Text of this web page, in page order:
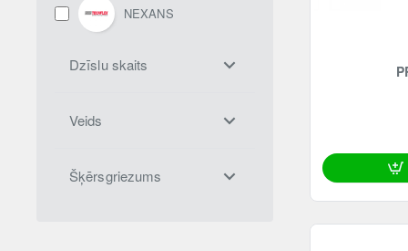
NEXANS
PROCAB
Dzīslu skaits
Veids
Šķērsgriezums